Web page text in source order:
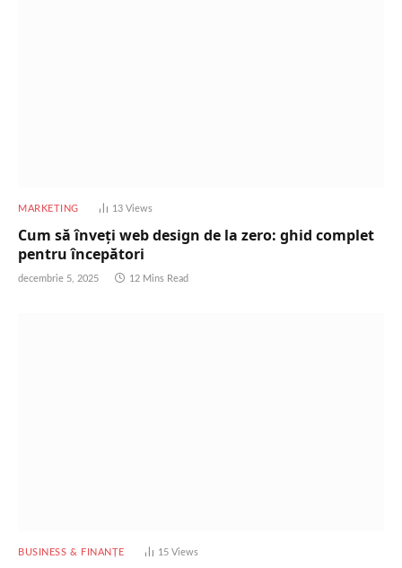
MARKETING 13 Views
Cum să înveți web design de la zero: ghid complet
pentru începători
decembrie 5, 2025 12 Mins Read
BUSINESS & FINANȚE 15 Views